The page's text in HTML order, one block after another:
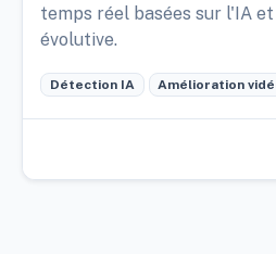
temps réel basées sur l'IA
évolutive.
Détection IA Amélioration